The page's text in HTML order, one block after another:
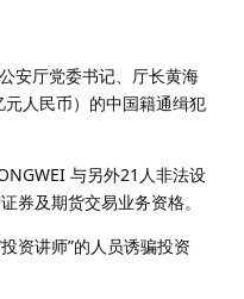
安厅党委书记、厅长黄海
人民币）的中国籍通缉犯
与另外21人非法设
券及期货交易业务资格。
资讲师”的人员诱骗投资